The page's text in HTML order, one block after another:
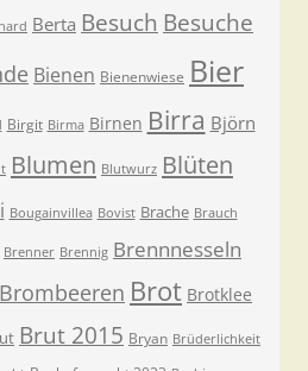
Berta Besuch Besuche
Bienen Bienenwiese Bier
Birgit Birma Birnen Birra Björn
Blumen Blutwurz Blüten
Bougainvillea Bovist Brache Brauch
Brenner Brennig Brennnesseln
Brombeeren Brot Brotklee
Brut 2015 Bryan Brüderlichkeit